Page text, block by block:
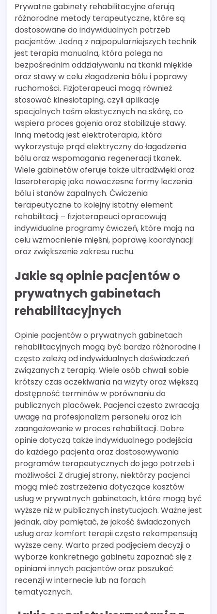
Prywatne gabinety rehabilitacyjne oferują
różnorodne metody terapeutyczne, które są
dostosowane do indywidualnych potrzeb
pacjentów. Jedną z najpopularniejszych technik
jest terapia manualna, która polega na
bezpośrednim oddziaływaniu na tkanki miękkie
oraz stawy w celu złagodzenia bólu i poprawy
ruchomości. Fizjoterapeuci mogą również
stosować kinesiotaping, czyli aplikację
specjalnych taśm elastycznych na skórę, co
wspiera proces gojenia oraz stabilizuje stawy.
Inną metodą jest elektroterapia, która
wykorzystuje prąd elektryczny do łagodzenia
bólu oraz wspomagania regeneracji tkanek.
Wiele gabinetów oferuje także ultradźwięki oraz
laseroterapię jako nowoczesne formy leczenia
bólu i stanów zapalnych. Ćwiczenia
terapeutyczne to kolejny istotny element
rehabilitacji – fizjoterapeuci opracowują
indywidualne programy ćwiczeń, które mają na
celu wzmocnienie mięśni, poprawę koordynacji
oraz zwiększenie zakresu ruchu.
Jakie są opinie pacjentów o
prywatnych gabinetach
rehabilitacyjnych
Opinie pacjentów o prywatnych gabinetach
rehabilitacyjnych mogą być bardzo różnorodne i
często zależą od indywidualnych doświadczeń
związanych z terapią. Wiele osób chwali sobie
krótszy czas oczekiwania na wizyty oraz większą
dostępność terminów w porównaniu do
publicznych placówek. Pacjenci często zwracają
uwagę na profesjonalizm personelu oraz ich
zaangażowanie w proces rehabilitacji. Dobre
opinie dotyczą także indywidualnego podejścia
do każdego pacjenta oraz dostosowywania
programów terapeutycznych do jego potrzeb i
możliwości. Z drugiej strony, niektórzy pacjenci
mogą mieć zastrzeżenia dotyczące kosztów
usług w prywatnych gabinetach, które mogą być
wyższe niż w publicznych instytucjach. Ważne jest
jednak, aby pamiętać, że jakość świadczonych
usług oraz komfort terapii często rekompensują
wyższe ceny. Warto przed podjęciem decyzji o
wyborze konkretnego gabinetu zapoznać się z
opiniami innych pacjentów oraz poszukać
recenzji w internecie lub na forach
tematycznych.